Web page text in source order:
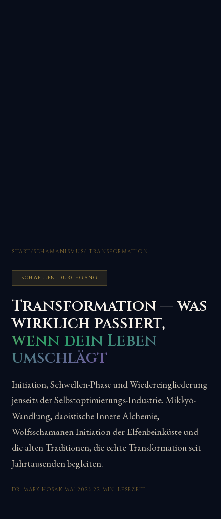
START/SCHAMANISMUS/ TRANSFORMATION
SCHWELLEN-DURCHGANG
Transformation — was
wirklich passiert,
wenn dein Leben
umschlägt
Initiation, Schwellen-Phase und Wiedereingliederung
jenseits der Selbstoptimierungs-Industrie. Mikkyō-
Wandlung, daoistische Innere Alchemie,
Wolfsschamanen-Initiation der Elfenbeinküste und
die alten Traditionen, die echte Transformation seit
Jahrtausenden begleiten.
DR. MARK HOSAK·MAI 2026·22 MIN. LESEZEIT